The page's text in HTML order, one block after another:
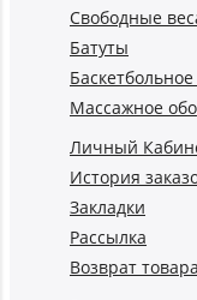
Свободные
Батуты
Массажное
Личный
История
Закладки
Рассылка
Возврат товара